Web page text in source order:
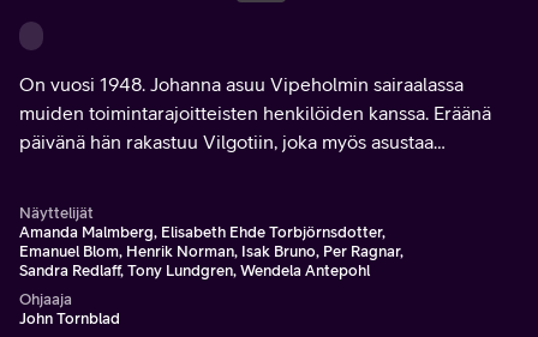
On vuosi 1948. Johanna asuu Vipeholmin sairaalassa
muiden toimintarajoitteisten henkilöiden kanssa. Eräänä
päivänä hän rakastuu Vilgotiin, joka myös asustaa
Näyttelijät
Amanda Malmberg, Elisabeth Ehde Torbjörnsdotter,
Emanuel Blom, Henrik Norman, Isak Bruno, Per Ragnar,
Sandra Redlaff, Tony Lundgren, Wendela Antepohl
Ohjaaja
John Tornblad